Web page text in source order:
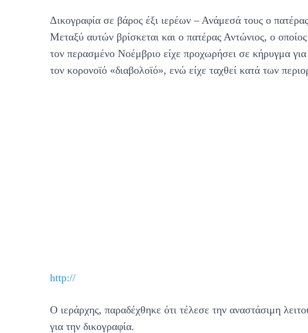
Δικογραφία σε βάρος έξι ιερέων – Ανάμεσά τους ο
Μεταξύ αυτών βρίσκεται και ο πατέρας Αντώνιος, ο
τον περασμένο Νοέμβριο είχε προχωρήσει σε κήρυγμα
τον κορονοϊό «διαβολοϊό», ενώ είχε ταχθεί κατά των
http://
Ο ιεράρχης, παραδέχθηκε ότι τέλεσε την αναστάσιμη
για την δικογραφία.